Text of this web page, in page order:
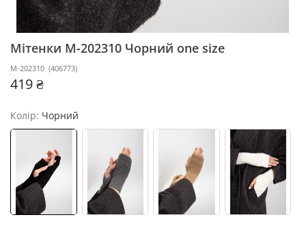
Мітенки M-202310 Чорний one size
M-202310 (406773)
419 ₴
Колір: Чорний